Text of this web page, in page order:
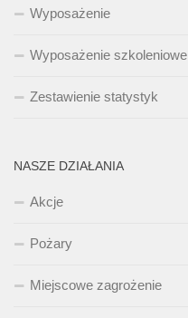
Wyposażenie
Wyposażenie szkoleniowe
Zestawienie statystyk
NASZE DZIAŁANIA
Akcje
Pożary
Miejscowe zagrożenie